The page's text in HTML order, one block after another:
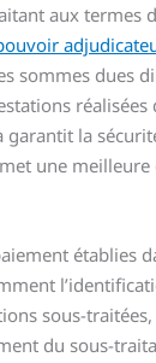
aux termes
sommes dues
réalisées
garantit la
une meilleure
établies
sous-
du sous-